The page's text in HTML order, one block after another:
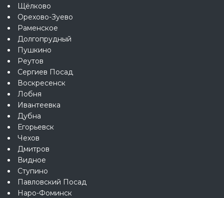
Щёлково
Орехово-Зуево
Раменское
Долгопрудный
Пушкино
Реутов
Сергиев Посад
Воскресенск
Лобня
Ивантеевка
Дубна
Егорьевск
Чехов
Дмитров
Видное
Ступино
Павловский Посад
Наро-Фоминск